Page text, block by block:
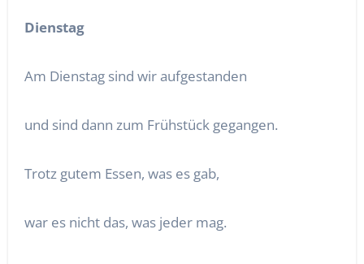
Dienstag
Am Dienstag sind wir aufgestanden
und sind dann zum Frühstück gegangen.
Trotz gutem Essen, was es gab,
war es nicht das, was jeder mag.